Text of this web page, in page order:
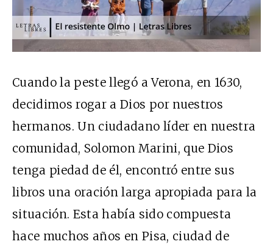
Cuando la peste llegó a Verona, en 1630,
decidimos rogar a Dios por nuestros
hermanos. Un ciudadano líder en nuestra
comunidad, Solomon Marini, que Dios
tenga piedad de él, encontró entre sus
libros una oración larga apropiada para la
situación. Esta había sido compuesta
hace muchos años en Pisa, ciudad de